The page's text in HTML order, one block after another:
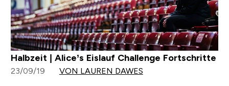
Halbzeit | Alice’s Eislauf Challenge Fortschritte
23/09/19 VON LAUREN DAWES